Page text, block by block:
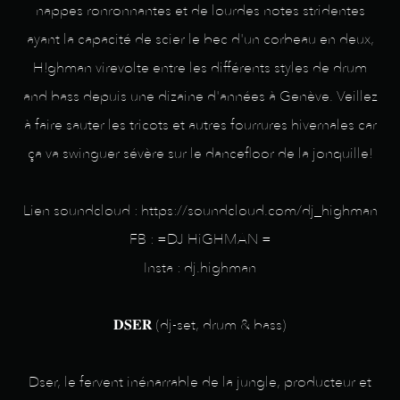
nappes ronronnantes et de lourdes notes stridentes
ayant la capacité de scier le bec d'un corbeau en deux,
H!ghman virevolte entre les différents styles de drum
and bass depuis une dizaine d'années à Genève. Veillez
à faire sauter les tricots et autres fourrures hivernales car
ça va swinguer sévère sur le dancefloor de la jonquille!
Lien soundcloud : https://soundcloud.com/dj_highman
FB : =DJ HiGHMAN =
Insta : dj.highman
𝐃𝐒𝐄𝐑 (dj-set, drum & bass)
Dser, le fervent inénarrable de la jungle, producteur et